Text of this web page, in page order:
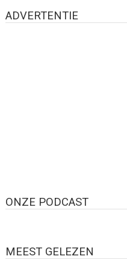
ADVERTENTIE
ONZE PODCAST
MEEST GELEZEN